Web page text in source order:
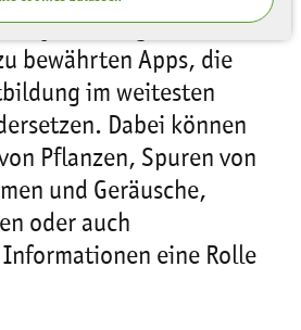
jede Menge
bewährten Apps, die
im weitesten
Dabei können
Pflanzen, Spuren von
und Geräusche,
oder auch
eine Rolle